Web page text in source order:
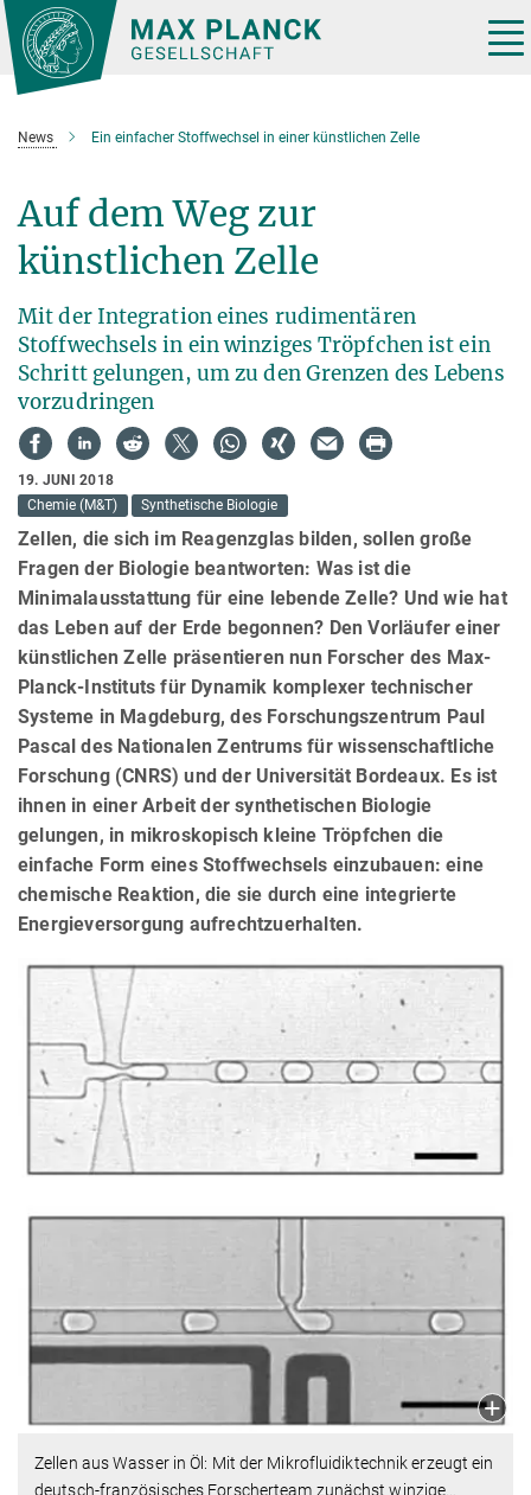
Hauptinhalt
News Ein einfacher Stoffwechsel in einer künstlichen Zelle
Auf dem Weg zur
künstlichen Zelle
Mit der Integration eines rudimentären
Stoffwechsels in ein winziges Tröpfchen ist ein
Schritt gelungen, um zu den Grenzen des Lebens
vorzudringen
19. JUNI 2018
Chemie (M&T)
Synthetische Biologie
Zellen, die sich im Reagenzglas bilden, sollen große
Fragen der Biologie beantworten: Was ist die
Minimalausstattung für eine lebende Zelle? Und wie hat
das Leben auf der Erde begonnen? Den Vorläufer einer
künstlichen Zelle präsentieren nun Forscher des Max-
Planck-Instituts für Dynamik komplexer technischer
Systeme in Magdeburg, des Forschungszentrum Paul
Pascal des Nationalen Zentrums für wissenschaftliche
Forschung (CNRS) und der Universität Bordeaux. Es ist
ihnen in einer Arbeit der synthetischen Biologie
gelungen, in mikroskopisch kleine Tröpfchen die
einfache Form eines Stoffwechsels einzubauen: eine
chemische Reaktion, die sie durch eine integrierte
Energieversorgung aufrechtzuerhalten.
Zellen aus Wasser in Öl: Mit der Mikrofluidiktechnik erzeugt ein
deutsch-französisches Forscherteam zunächst winzige